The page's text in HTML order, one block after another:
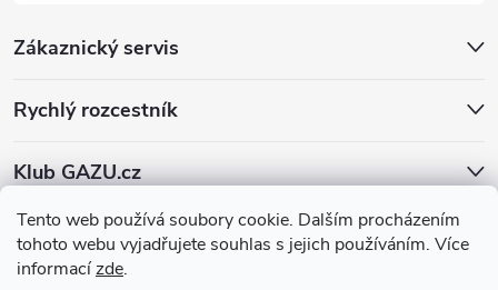
Tento web používá soubory cookie. Dalším procházením
tohoto webu vyjadřujete souhlas s jejich používáním. Více
informacízde.
Zákaznický servis
Rychlý rozcestník
Klub GAZU.cz